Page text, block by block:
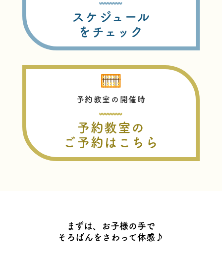
スケジュール
をチェック
予約教室の開催時
予約教室の
ご予約はこちら
まずは、お子様の手で
そろばんをさわって体感♪